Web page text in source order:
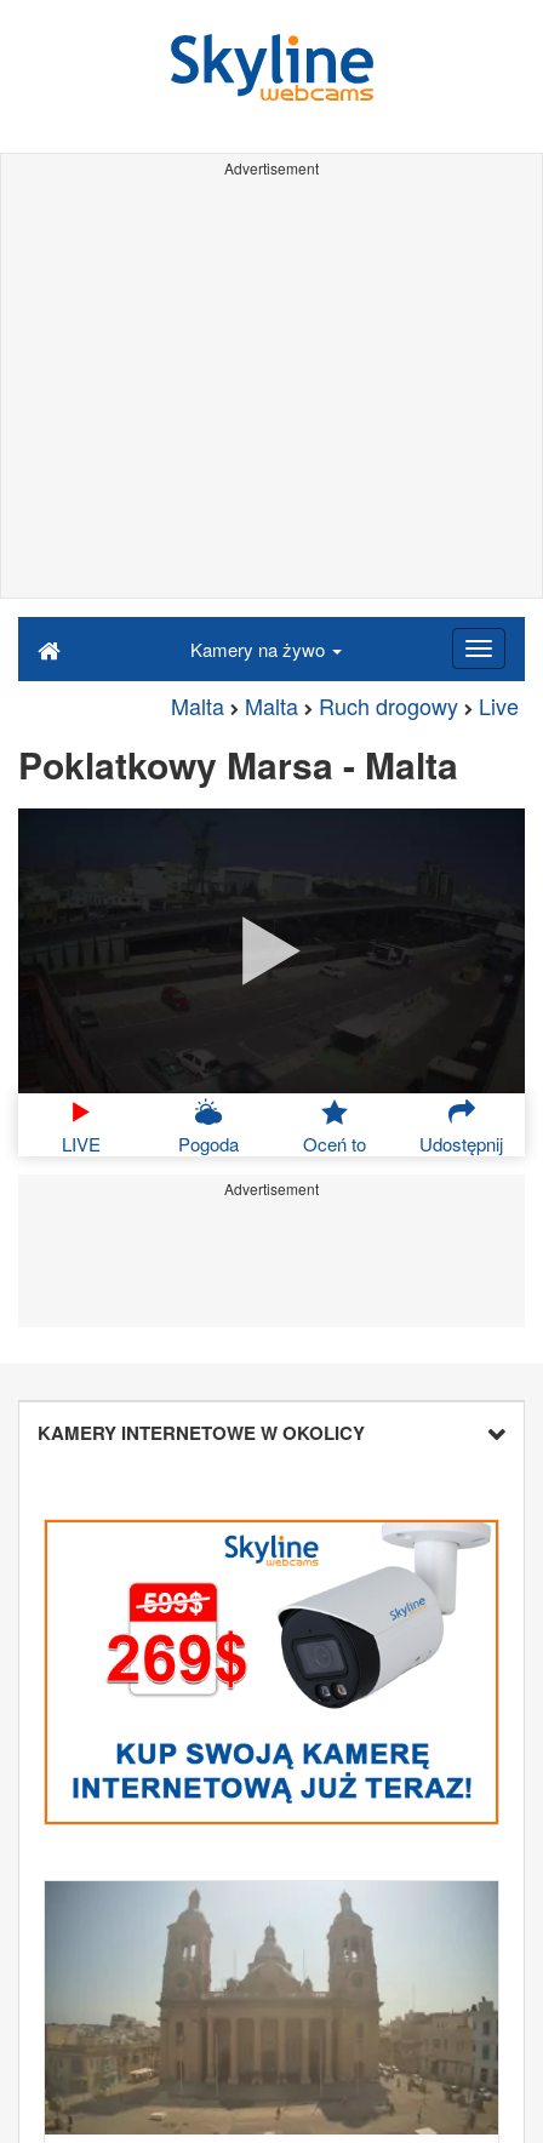
Advertisement
Kamery na żywo
Malta Malta Ruch drogowy Live
Poklatkowy Marsa - Malta
LIVE Pogoda Oceń to Udostępnij
Advertisement
KAMERY INTERNETOWE W OKOLICY